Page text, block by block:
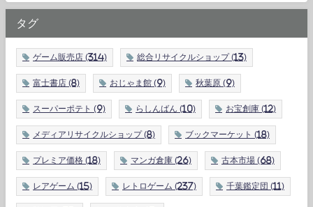
タグ
ゲーム販売店 (314) 総合リサイクルショップ (13)
富士書店 (8) おじゃま館 (9) 秋葉原 (9)
スーパーポテト (9) らしんばん (10) お宝創庫 (12)
メディアリサイクルショップ (8) ブックマーケット (18)
プレミア価格 (18) マンガ倉庫 (26) 古本市場 (68)
レアゲーム (15) レトロゲーム (237) 千葉鑑定団 (11)